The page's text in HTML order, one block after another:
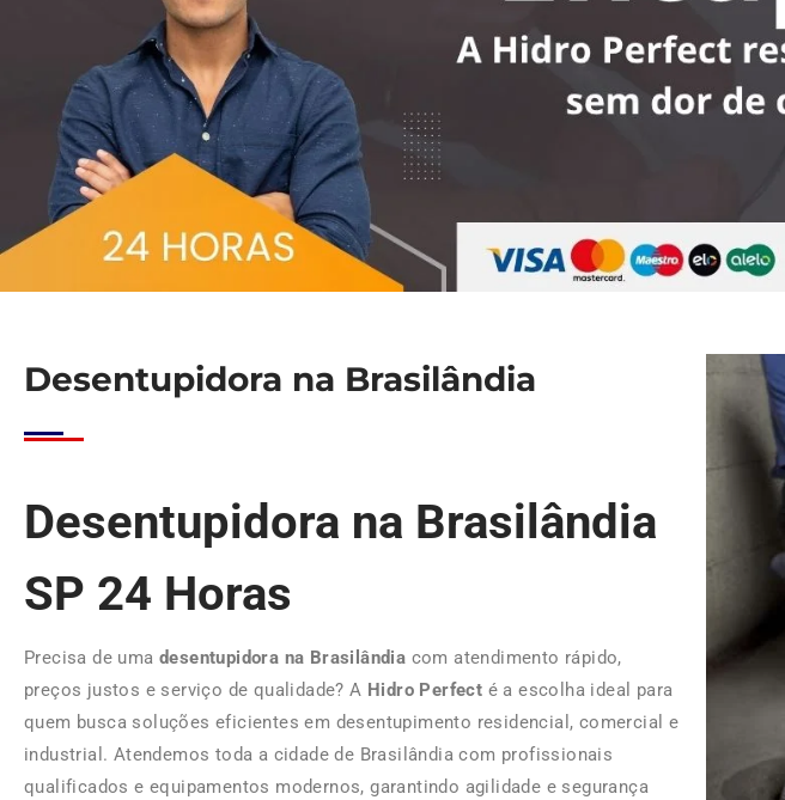
Desentupidora na Brasilândia
Desentupidora na Brasilândia
SP 24 Horas
Precisa de uma desentupidora na Brasilândia com atendimento rápido,
preços justos e serviço de qualidade? A Hidro Perfect é a escolha ideal para
quem busca soluções eficientes em desentupimento residencial, comercial e
industrial. Atendemos toda a cidade de Brasilândia com profissionais
qualificados e equipamentos modernos, garantindo agilidade e segurança